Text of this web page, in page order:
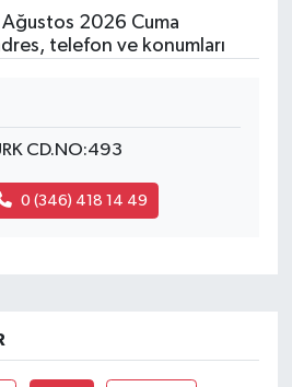
2026 Cuma
telefon ve konumları
CD.NO:493
0 (346) 418 14 49